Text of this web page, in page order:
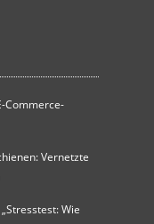
Commerce-
Vernetzte
Wie